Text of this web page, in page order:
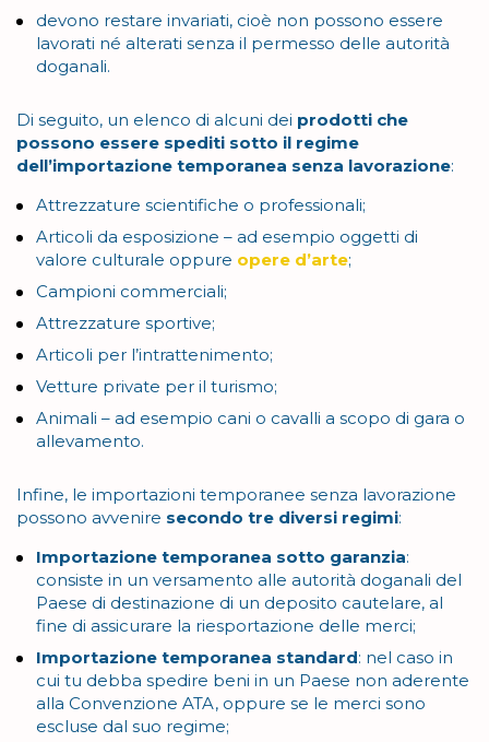
devono restare invariati, cioè non possono essere
lavorati né alterati senza il permesso delle autorità
doganali.
Di seguito, un elenco di alcuni dei prodotti che
possono essere spediti sotto il regime
dell’importazione temporanea senza lavorazione:
Attrezzature scientifiche o professionali;
Articoli da esposizione – ad esempio oggetti di
valore culturale oppure opere d’arte;
Campioni commerciali;
Attrezzature sportive;
Articoli per l’intrattenimento;
Vetture private per il turismo;
Animali – ad esempio cani o cavalli a scopo di gara o
allevamento.
Infine, le importazioni temporanee senza lavorazione
possono avvenire secondo tre diversi regimi:
Importazione temporanea sotto garanzia:
consiste in un versamento alle autorità doganali del
Paese di destinazione di un deposito cautelare, al
fine di assicurare la riesportazione delle merci;
Importazione temporanea standard: nel caso in
cui tu debba spedire beni in un Paese non aderente
alla Convenzione ATA, oppure se le merci sono
escluse dal suo regime;